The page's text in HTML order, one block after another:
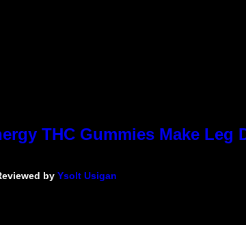
THC Gummies Make Leg
by Ysolt Usigan